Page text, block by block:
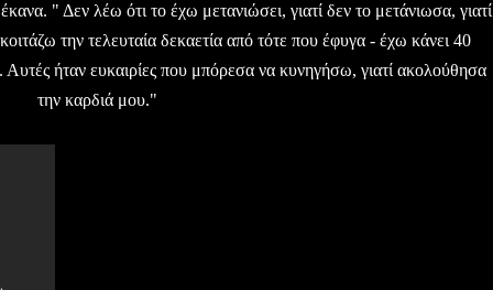
" Δεν λέω ότι το έχω μετανιώσει, γιατί δεν το μετάνιωσα, γιατί
την τελευταία δεκαετία από τότε που έφυγα - έχω κάνει 40
Αυτές ήταν ευκαιρίες που μπόρεσα να κυνηγήσω, γιατί ακολούθησα
την καρδιά μου."